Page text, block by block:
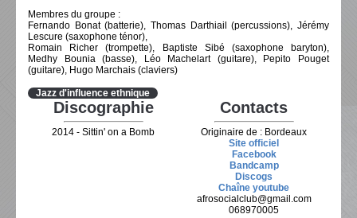
Membres du groupe :
Fernando Bonat (batterie), Thomas Darthiail (percussions), Jérémy
Lescure (saxophone ténor),
Romain Richer (trompette), Baptiste Sibé (saxophone baryton),
Medhy Bounia (basse), Léo Machelart (guitare), Pepito Pouget
(guitare), Hugo Marchais (claviers)
Jazz d'influence ethnique
Discographie
2014 - Sittin' on a Bomb
Contacts
Originaire de : Bordeaux
Site officiel
Facebook
Bandcamp
Discogs
Chaîne youtube
afrosocialclub@gmail.com
068970005